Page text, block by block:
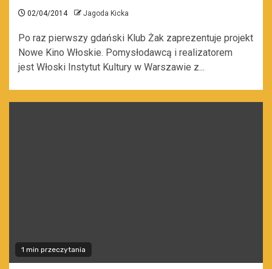
02/04/2014 Jagoda Kicka
Po raz pierwszy gdański Klub Żak zaprezentuje projekt
Nowe Kino Włoskie. Pomysłodawcą i realizatorem
jest Włoski Instytut Kultury w Warszawie z...
1 min przeczytania